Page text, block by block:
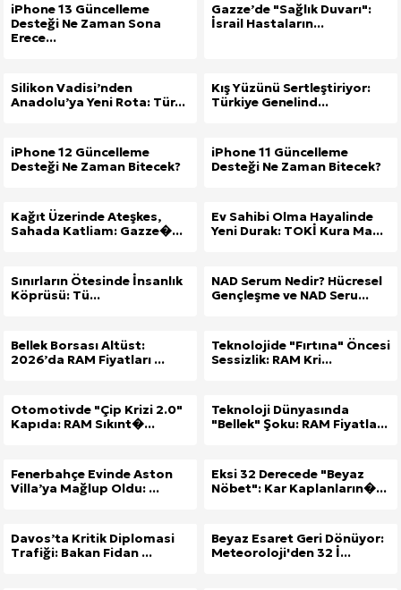
iPhone 13 Güncelleme
Desteği Ne Zaman Sona
Erece...
Gazze’de "Sağlık Duvarı":
İsrail Hastaların...
Silikon Vadisi’nden
Anadolu’ya Yeni Rota: Tür...
Kış Yüzünü Sertleştiriyor:
Türkiye Genelind...
iPhone 12 Güncelleme
Desteği Ne Zaman Bitecek?
iPhone 11 Güncelleme
Desteği Ne Zaman Bitecek?
Kağıt Üzerinde Ateşkes,
Sahada Katliam: Gazze�...
Ev Sahibi Olma Hayalinde
Yeni Durak: TOKİ Kura Ma...
Sınırların Ötesinde İnsanlık
Köprüsü: Tü...
NAD Serum Nedir? Hücresel
Gençleşme ve NAD Seru...
Bellek Borsası Altüst:
2026’da RAM Fiyatları ...
Teknolojide "Fırtına" Öncesi
Sessizlik: RAM Kri...
Otomotivde "Çip Krizi 2.0"
Kapıda: RAM Sıkınt�...
Teknoloji Dünyasında
"Bellek" Şoku: RAM Fiyatla...
Fenerbahçe Evinde Aston
Villa’ya Mağlup Oldu: ...
Eksi 32 Derecede "Beyaz
Nöbet": Kar Kaplanların�...
Davos’ta Kritik Diplomasi
Trafiği: Bakan Fidan ...
Beyaz Esaret Geri Dönüyor:
Meteoroloji'den 32 İ...